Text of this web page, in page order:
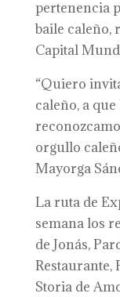
pertenencia
baile caleño,
Capital
“Quiero
caleño, a
orgullo
Mayorga
La ruta de
semana los
de Jonás,
Restaurante,
Storia de